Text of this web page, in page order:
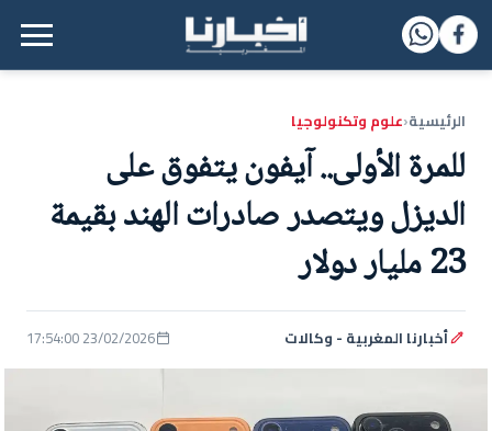
القائمة الرئيسية
الرئيسية‹علوم وتكنولوجيا
للمرة الأولى.. آيفون يتفوق على
الديزل ويتصدر صادرات الهند بقيمة
23 مليار دولار
أخبارنا المغربية - وكالات 23/02/2026 17:54:00